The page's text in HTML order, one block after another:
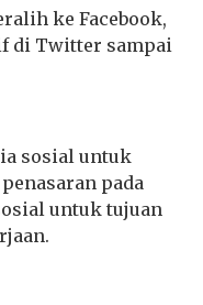
ke Facebook,
di Twitter sampai
sosial untuk
pada
untuk tujuan